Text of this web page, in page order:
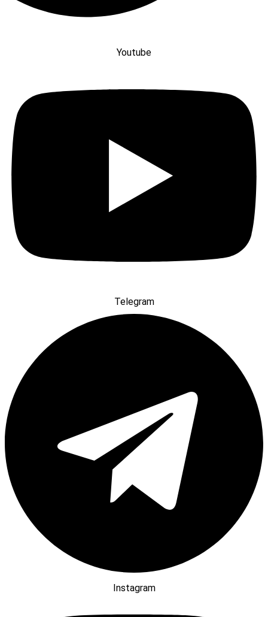
Youtube
Telegram
Instagram